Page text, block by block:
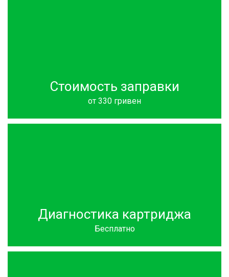
Стоимость заправки
от 330 гривен
Диагностика картриджа
Бесплатно